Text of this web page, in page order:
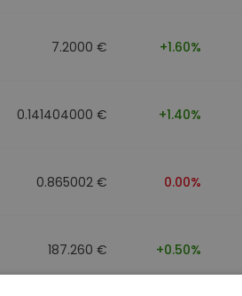
7.2000 € +1.60%
0.141404000 € +1.40%
0.865002 € 0.00%
187.260 € +0.50%